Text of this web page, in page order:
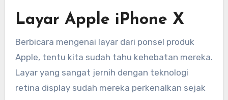
Layar Apple iPhone X
Berbicara mengenai layar dari ponsel produk
Apple, tentu kita sudah tahu kehebatan mereka.
Layar yang sangat jernih dengan teknologi
retina display sudah mereka perkenalkan sejak